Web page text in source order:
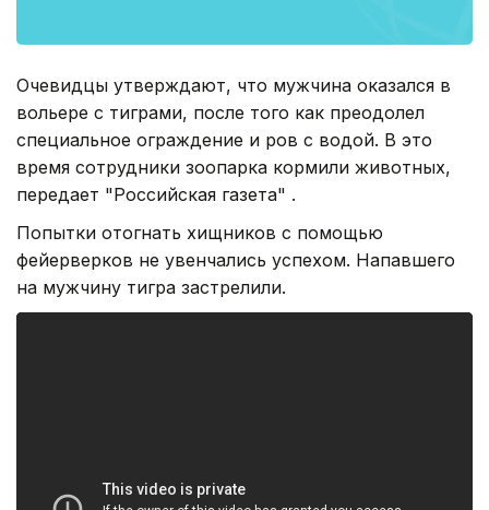
Очевидцы утверждают, что мужчина оказался в
вольере с тиграми, после того как преодолел
специальное ограждение и ров с водой. В это
время сотрудники зоопарка кормили животных,
передает "Российская газета" .
Попытки отогнать хищников с помощью
фейерверков не увенчались успехом. Напавшего
на мужчину тигра застрелили.